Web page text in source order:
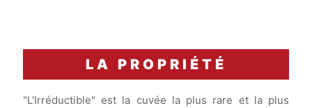
LA PROPRIÉTÉ
"L'Irréductible" est la cuvée la plus rare et la plus